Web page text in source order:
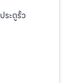
ระตูรั้ว